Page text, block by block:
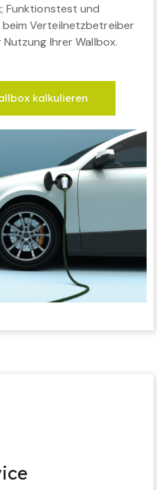
Funktionstest und
Verteilnetzbetreiber
Ihrer Wallbox.
kalkulieren